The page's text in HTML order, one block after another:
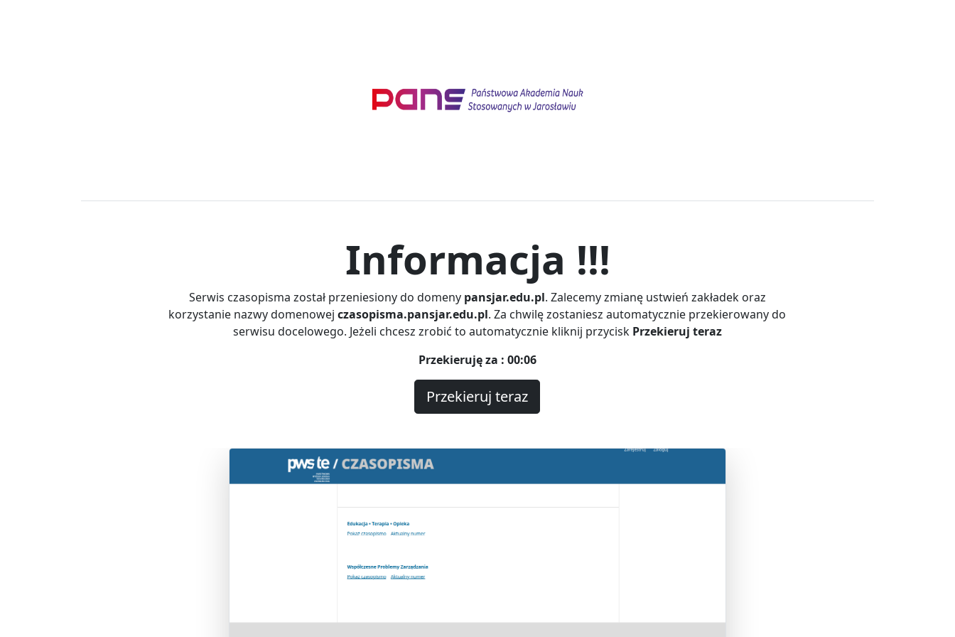
Informacja !!!
Serwis czasopisma został przeniesiony do domeny pansjar.edu.pl. Zalecemy zmianę ustwień zakładek oraz
korzystanie nazwy domenowejczasopisma.pansjar.edu.pl. Za chwilę zostaniesz automatycznie przekierowany do
serwisu docelowego. Jeżeli chcesz zrobić to automatycznie kliknij przycisk Przekieruj teraz
Przekieruję za : 00:06
Przekieruj teraz